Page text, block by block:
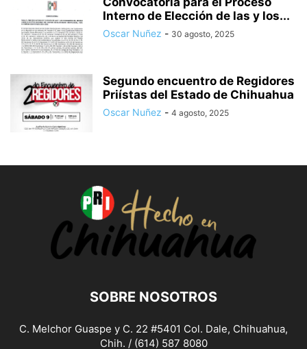
Interno de Elección de las y los...
Oscar Nuñez - 30 agosto, 2025
Segundo encuentro de Regidores
Priístas del Estado de Chihuahua
Oscar Nuñez - 4 agosto, 2025
SOBRE NOSOTROS
C. Melchor Guaspe y C. 22 #5401 Col. Dale, Chihuahua,
Chih. / (614) 587 8080